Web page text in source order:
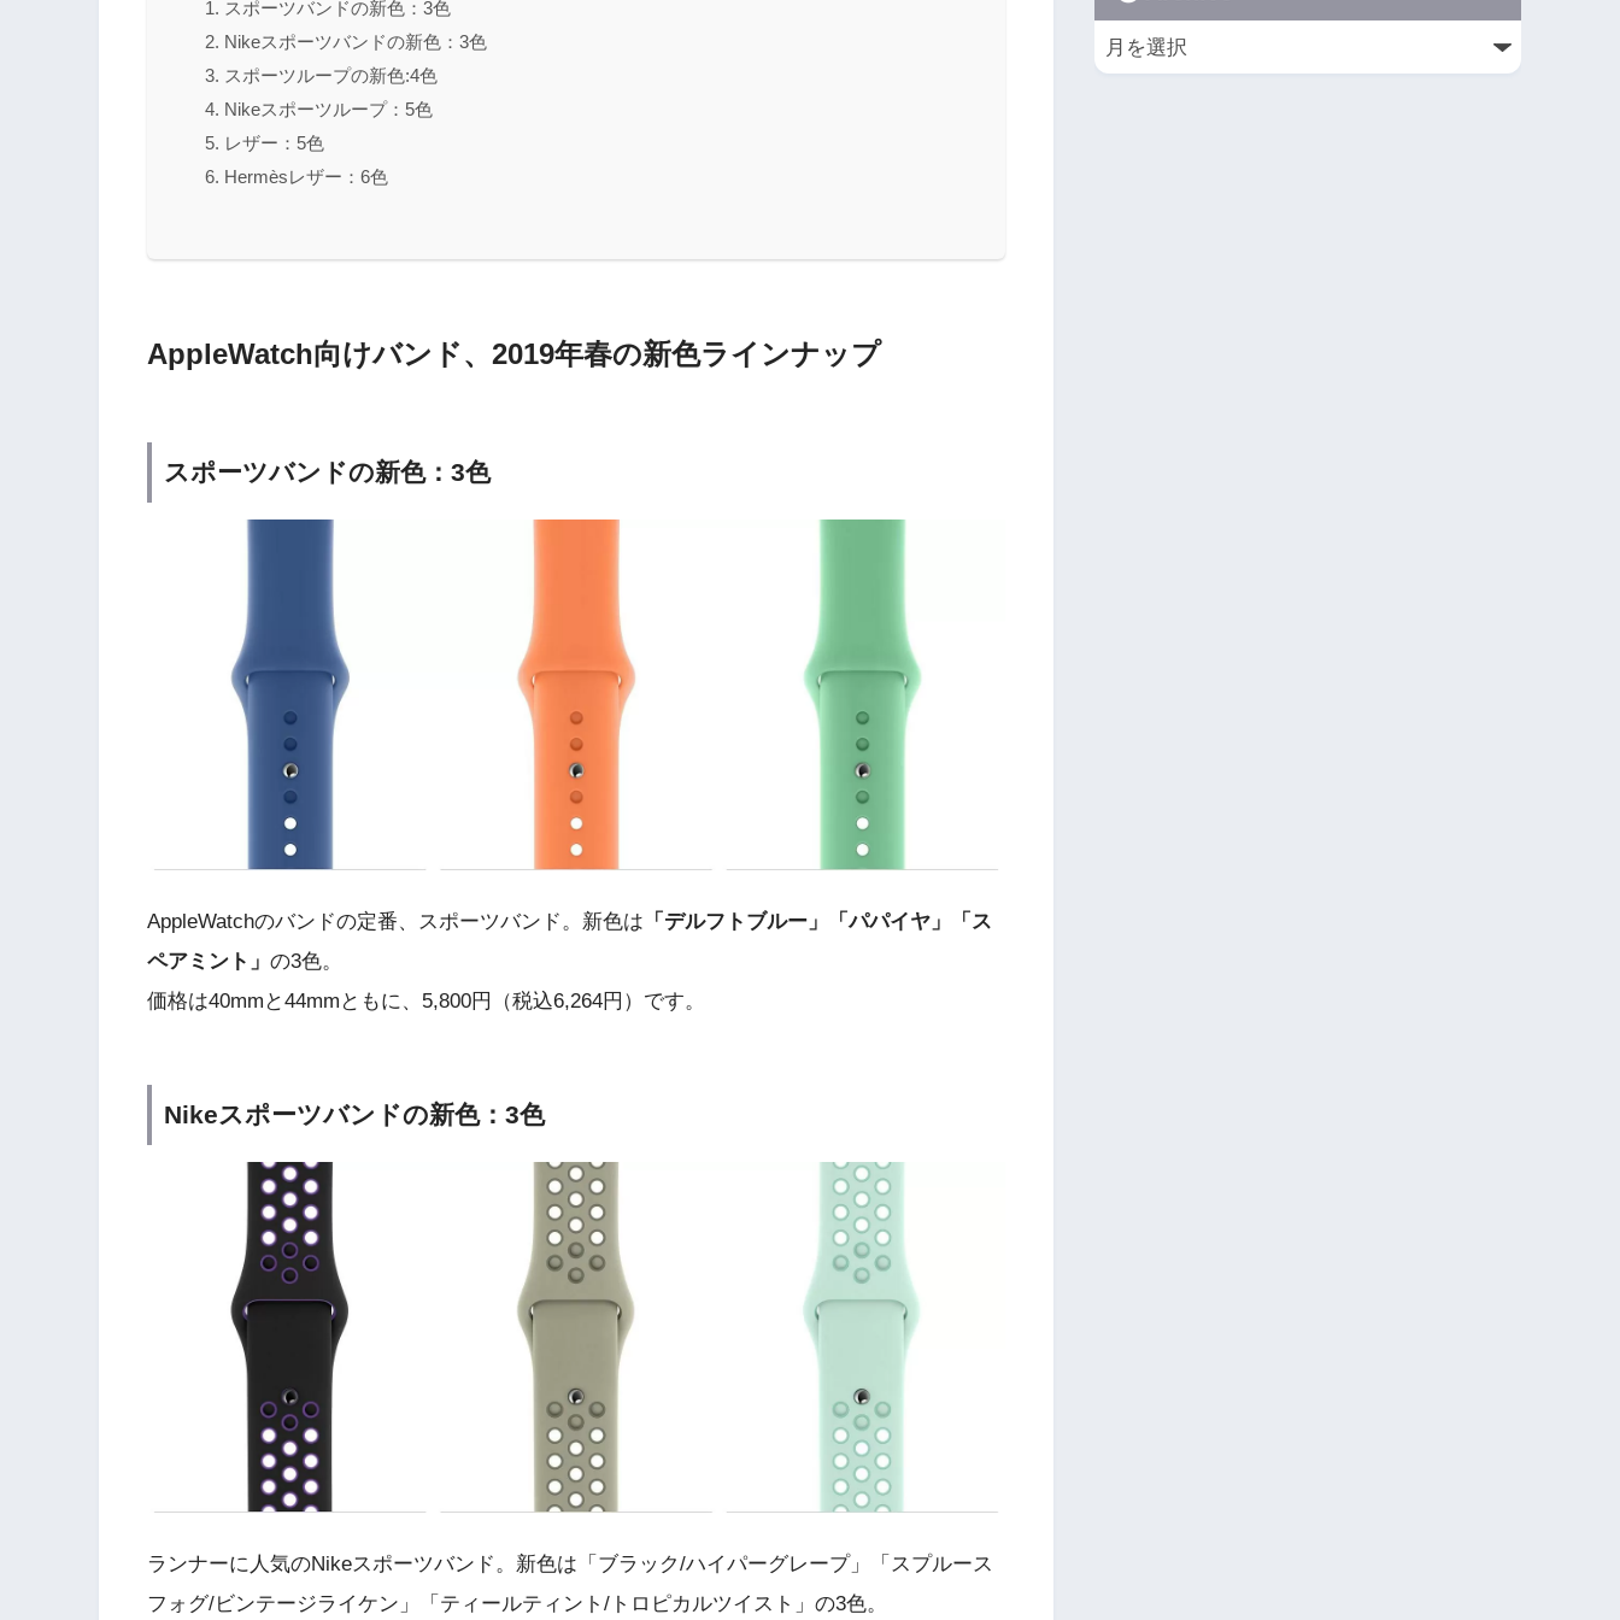
スポーツバンドの新色：3色
Nikeスポーツバンドの新色：3色
スポーツループの新色:4色
Nikeスポーツループ：5色
レザー：5色
Hermèsレザー：6色
AppleWatch向けバンド、2019年春の新色ラインナップ
スポーツバンドの新色：3色
AppleWatchのバンドの定番、スポーツバンド。新色は 「デルフトブルー」「パパイヤ」「ス
ペアミント」 の3色。
価格は40mmと44mmともに、5,800円（税込6,264円）です。
Nikeスポーツバンドの新色：3色
ランナーに人気のNikeスポーツバンド。新色は「ブラック/ハイパーグレープ」「スプルース
フォグ/ビンテージライケン」「ティールティント/トロピカルツイスト」の3色。